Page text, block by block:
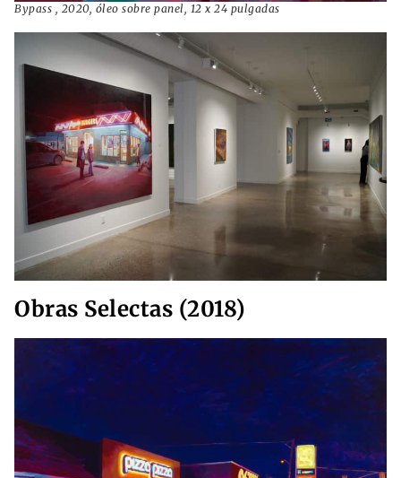
Bypass , 2020, óleo sobre panel, 12 x 24 pulgadas
Obras Selectas (2018)